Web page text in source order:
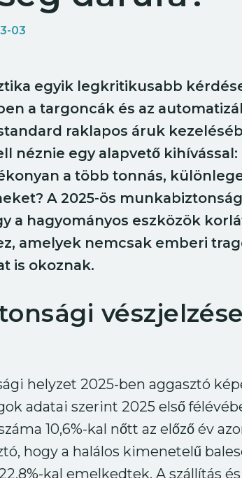
03
egyik legkritikusabb
a targoncák és az
raklapos áruk
néznie egy alapvető
a több tonnás,
A 2025-ös
a hagyományos eszközök
amelyek nemcsak emberi
is okoznak.
helyzet 2025-ben aggasztó
adatai szerint 2025 első
10,6%-kal nőtt az előző év
hogy a halálos kimenetelű
kal emelkedtek. A szállítás